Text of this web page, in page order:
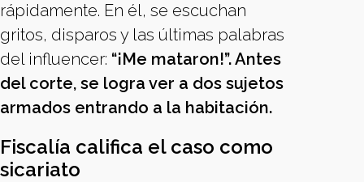
rápidamente. En él, se escuchan
gritos, disparos y las últimas palabras
del influencer: “¡Me mataron!”. Antes
del corte, se logra ver a dos sujetos
armados entrando a la habitación.
Fiscalía califica el caso como
sicariato